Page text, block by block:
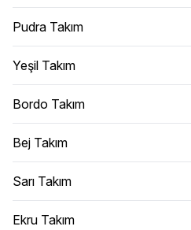
Pudra Takım
Yeşil Takım
Bordo Takım
Bej Takım
Sarı Takım
Ekru Takım